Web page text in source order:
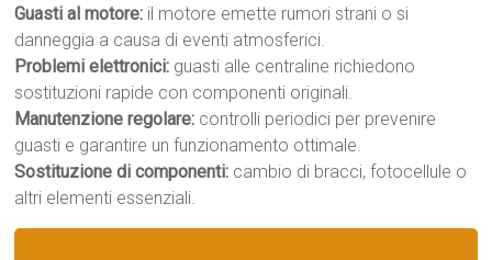
Guasti al motore: il motore emette rumori strani o si
danneggia a causa di eventi atmosferici.
Problemi elettronici: guasti alle centraline richiedono
sostituzioni rapide con componenti originali.
Manutenzione regolare: controlli periodici per prevenire
guasti e garantire un funzionamento ottimale.
Sostituzione di componenti: cambio di bracci, fotocellule o
altri elementi essenziali.